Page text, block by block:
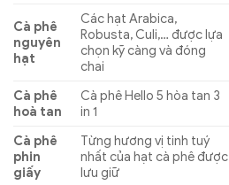
Cà phê
nguyên
hạt
Các hạt Arabica,
Robusta, Culi,… được lựa
chọn kỹ càng và đóng
chai
Cà phê
hoà tan
Cà phê Hello 5 hòa tan 3
in 1
Cà phê
phin
giấy
Từng hương vị tinh tuý
nhất của hạt cà phê được
lưu giữ